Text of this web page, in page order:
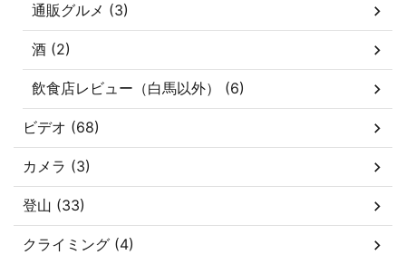
通販グルメ (3)
酒 (2)
飲食店レビュー（白馬以外） (6)
ビデオ (68)
カメラ (3)
登山 (33)
クライミング (4)